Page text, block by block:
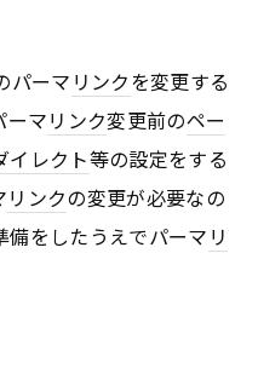
パーマ リンクを変更する
ーマリンク変更前のペー
イレクト等の設定をする
リンクの変更が必要なの
備をしたうえでパーマ リ